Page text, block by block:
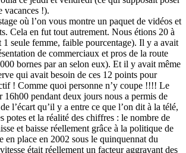
vacances !).
où l’on vous montre un paquet de vidéos et
Cela en fut tout autrement. Nous étions 20 à
1 seule femme, faible pourcentage). Il y a avait
de commerciaux et pros de la route
bornes par an selon eux). Et il y avait même
qui avait besoin de ces 12 points pour
! Comme quoi personne n’y coupe !!!! Le
16h00 pendant deux jours nous a permis de
l’écart qu’il y a entre ce que l’on dit à la télé,
potes et la réalité des chiffres : le nombre de
et baisse réellement grâce à la politique de
en place en 2002 sous le quinquennat du
était réellement un facteur aggravant des